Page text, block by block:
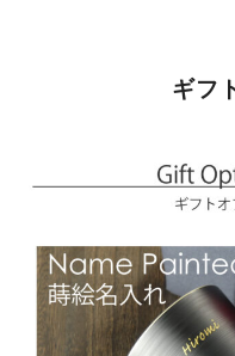
ギフ